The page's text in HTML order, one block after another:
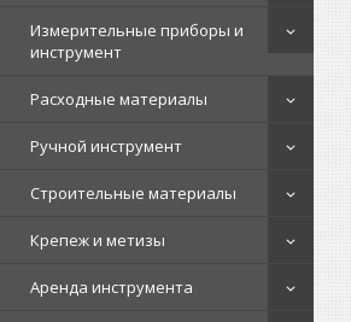
Измерительные приборы и
инструмент
Расходные материалы
Ручной инструмент
Строительные материалы
Крепеж и метизы
Аренда инструмента